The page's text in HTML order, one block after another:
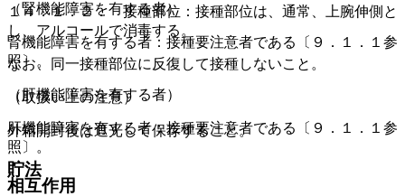
１４．１．２． 接種部位：接種部位は、通常、上腕伸側と
し、アルコールで消毒する。
なお、同一接種部位に反復して接種しないこと。
（取扱い上の注意）
外箱開封後は遮光して保存すること。
貯法
（腎機能障害を有する者）
腎機能障害を有する者：接種要注意者である〔９．１．１参
照〕。
（肝機能障害を有する者）
肝機能障害を有する者：接種要注意者である〔９．１．１参
照〕。
相互作用